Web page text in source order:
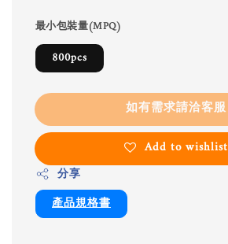
最小包裝量(MPQ)
800pcs
如有需求請洽客服
Add to wishlist
分享
產品規格書